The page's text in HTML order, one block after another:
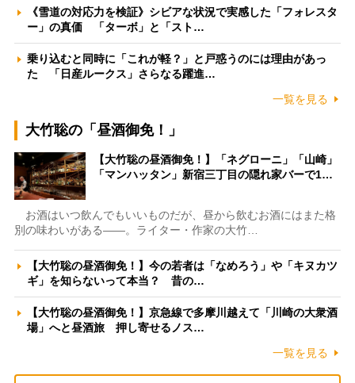
《雪道の対応力を検証》シビアな状況で実感した「フォレスタ
ー」の真価 「ターボ」と「スト…
乗り込むと同時に「これが軽？」と戸惑うのには理由があっ
た 「日産ルークス」さらなる躍進…
一覧を見る
大竹聡の「昼酒御免！」
【大竹聡の昼酒御免！】「ネグローニ」「山崎」
「マンハッタン」新宿三丁目の隠れ家バーで1…
お酒はいつ飲んでもいいものだが、昼から飲むお酒にはまた格
別の味わいがある――。ライター・作家の大竹…
【大竹聡の昼酒御免！】今の若者は「なめろう」や「キヌカツ
ギ」を知らないって本当？ 昔の…
【大竹聡の昼酒御免！】京急線で多摩川越えて「川崎の大衆酒
場」へと昼酒旅 押し寄せるノス…
一覧を見る